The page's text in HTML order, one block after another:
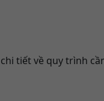
tiết về quy trình